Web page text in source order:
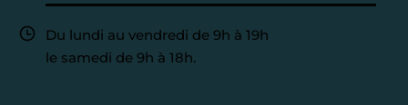
Du lundi au vendredi de 9h à 19h
le samedi de 9h à 18h.